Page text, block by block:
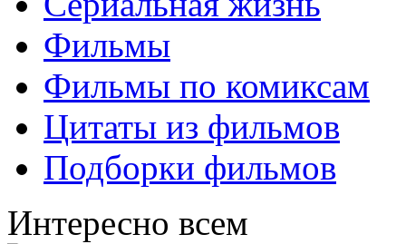
Фильмы
Фильмы по комиксам
Цитаты из фильмов
Подборки фильмов
Интересно всем